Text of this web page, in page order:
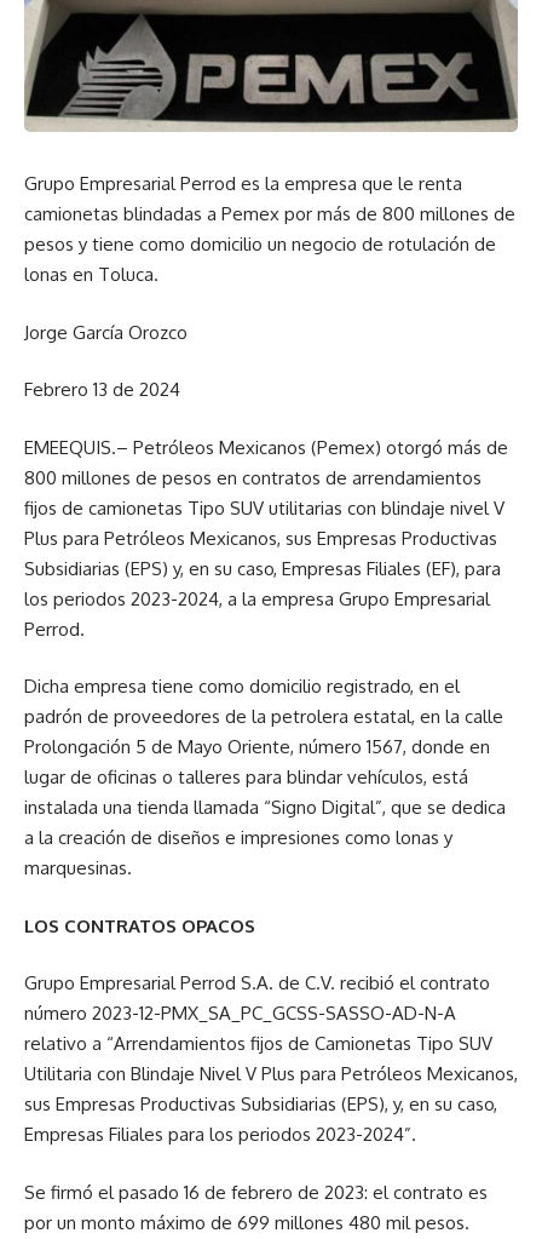
Grupo Empresarial Perrod es la empresa que le renta
camionetas blindadas a Pemex por más de 800 millones de
pesos y tiene como domicilio un negocio de rotulación de
lonas en Toluca.
Jorge García Orozco
Febrero 13 de 2024
EMEEQUIS.– Petróleos Mexicanos (Pemex) otorgó más de
800 millones de pesos en contratos de arrendamientos
fijos de camionetas Tipo SUV utilitarias con blindaje nivel V
Plus para Petróleos Mexicanos, sus Empresas Productivas
Subsidiarias (EPS) y, en su caso, Empresas Filiales (EF), para
los periodos 2023-2024, a la empresa Grupo Empresarial
Perrod.
Dicha empresa tiene como domicilio registrado, en el
padrón de proveedores de la petrolera estatal, en la calle
Prolongación 5 de Mayo Oriente, número 1567, donde en
lugar de oficinas o talleres para blindar vehículos, está
instalada una tienda llamada “Signo Digital”, que se dedica
a la creación de diseños e impresiones como lonas y
marquesinas.
LOS CONTRATOS OPACOS
Grupo Empresarial Perrod S.A. de C.V. recibió el contrato
número 2023-12-PMX_SA_PC_GCSS-SASSO-AD-N-A
relativo a “Arrendamientos fijos de Camionetas Tipo SUV
Utilitaria con Blindaje Nivel V Plus para Petróleos Mexicanos,
sus Empresas Productivas Subsidiarias (EPS), y, en su caso,
Empresas Filiales para los periodos 2023-2024”.
Se firmó el pasado 16 de febrero de 2023: el contrato es
por un monto máximo de 699 millones 480 mil pesos.